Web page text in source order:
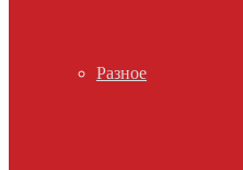
Разное